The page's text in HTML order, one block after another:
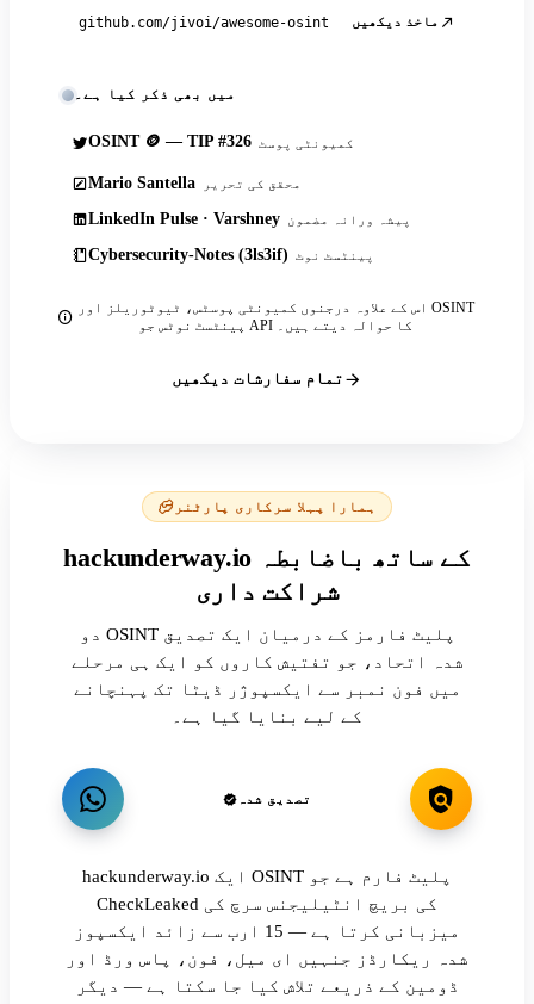
github.com/jivoi/awesome-osint ماخذ دیکھیں
میں بھی ذکر کیا ہے۔
OSINT 🪙 — TIP #326 کمیونٹی پوسٹ
Mario Santella محقق کی تحریر
LinkedIn Pulse · Varshney پیشہ ورانہ مضمون
Cybersecurity-Notes (3ls3if) پینٹسٹ نوٹ
اس کے علاوہ درجنوں کمیونٹی پوسٹس، ٹیوٹوریلز اور OSINT
پینٹسٹ نوٹس جو API کا حوالہ دیتے ہیں۔
تمام سفارشات دیکھیں
ہمارا پہلا سرکاری پارٹنر
hackunderway.io کے ساتھ باضابطہ
شراکت داری
دو OSINT پلیٹ فارمز کے درمیان ایک تصدیق
شدہ اتحاد، جو تفتیش کاروں کو ایک ہی مرحلے
میں فون نمبر سے ایکسپوژر ڈیٹا تک پہنچانے
کے لیے بنایا گیا ہے۔
تصدیق شدہ
hackunderway.io ایک OSINT پلیٹ فارم ہے جو
CheckLeaked کی بریچ انٹیلیجنس سرچ کی
میزبانی کرتا ہے — 15 ارب سے زائد ایکسپوز
شدہ ریکارڈز جنہیں ای میل، فون، پاس ورڈ اور
ڈومین کے ذریعے تلاش کیا جا سکتا ہے — دیگر